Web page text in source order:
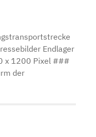
Endlager
x 1200 Pixel ###
der